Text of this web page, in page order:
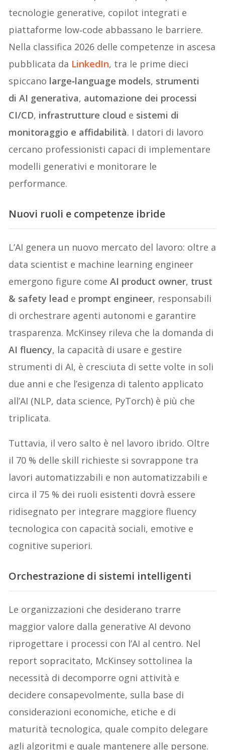
tecnologie generative, copilot integrati e
piattaforme low‑code abbassano le barriere.
Nella classifica 2026 delle competenze in ascesa
pubblicata da LinkedIn, tra le prime dieci
spiccano large‑language models, strumenti
di AI generativa, automazione dei processi
CI/CD, infrastrutture cloud e sistemi di
monitoraggio e affidabilità. I datori di lavoro
cercano professionisti capaci di implementare
modelli generativi e monitorare le
performance.
Nuovi ruoli e competenze ibride
L’AI genera un nuovo mercato del lavoro: oltre a
data scientist e machine learning engineer
emergono figure comeAI product owner, trust
& safety lead e prompt engineer, responsabili
di orchestrare agenti autonomi e garantire
trasparenza. McKinsey rileva che la domanda di
AI fluency, la capacità di usare e gestire
strumenti di AI, è cresciuta di sette volte in soli
due anni e che l’esigenza di talento applicato
all’AI (NLP, data science, PyTorch) è più che
triplicata.
Tuttavia, il vero salto è nel lavoro ibrido. Oltre
il 70 % delle skill richieste si sovrappone tra
lavori automatizzabili e non automatizzabili e
circa il 75 % dei ruoli esistenti dovrà essere
ridisegnato per integrare maggiore fluency
tecnologica con capacità sociali, emotive e
cognitive superiori.
Orchestrazione di sistemi intelligenti
Le organizzazioni che desiderano trarre
maggior valore dalla generative AI devono
riprogettare i processi con l’AI al centro. Nel
report sopracitato, McKinsey sottolinea la
necessità di decomporre ogni attività e
decidere consapevolmente, sulla base di
considerazioni economiche, etiche e di
maturità tecnologica, quale compito delegare
agli algoritmi e quale mantenere alle persone.